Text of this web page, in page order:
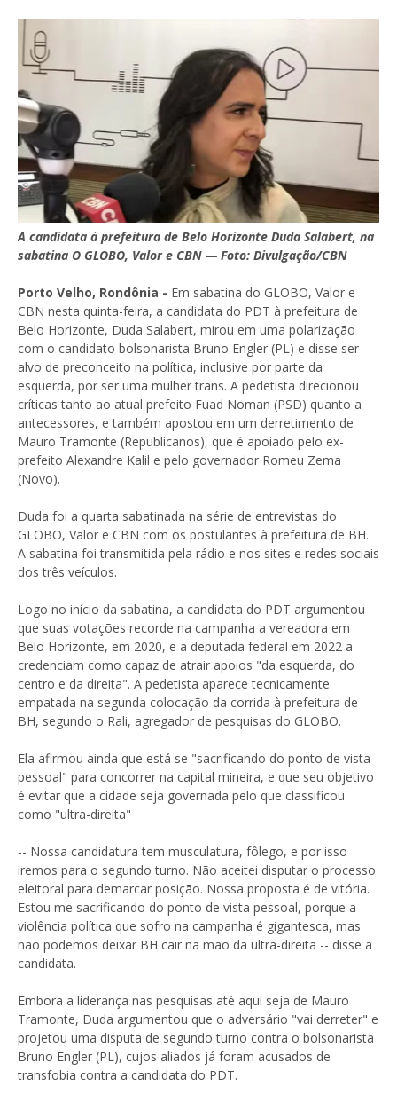
A candidata à prefeitura de Belo Horizonte Duda Salabert, na
sabatina O GLOBO, Valor e CBN — Foto: Divulgação/CBN
Porto Velho, Rondônia - Em sabatina do GLOBO, Valor e
CBN nesta quinta-feira, a candidata do PDT à prefeitura de
Belo Horizonte, Duda Salabert, mirou em uma polarização
com o candidato bolsonarista Bruno Engler (PL) e disse ser
alvo de preconceito na política, inclusive por parte da
esquerda, por ser uma mulher trans. A pedetista direcionou
críticas tanto ao atual prefeito Fuad Noman (PSD) quanto a
antecessores, e também apostou em um derretimento de
Mauro Tramonte (Republicanos), que é apoiado pelo ex-
prefeito Alexandre Kalil e pelo governador Romeu Zema
(Novo).
Duda foi a quarta sabatinada na série de entrevistas do
GLOBO, Valor e CBN com os postulantes à prefeitura de BH.
A sabatina foi transmitida pela rádio e nos sites e redes sociais
dos três veículos.
Logo no início da sabatina, a candidata do PDT argumentou
que suas votações recorde na campanha a vereadora em
Belo Horizonte, em 2020, e a deputada federal em 2022 a
credenciam como capaz de atrair apoios "da esquerda, do
centro e da direita". A pedetista aparece tecnicamente
empatada na segunda colocação da corrida à prefeitura de
BH, segundo o Rali, agregador de pesquisas do GLOBO.
Ela afirmou ainda que está se "sacrificando do ponto de vista
pessoal" para concorrer na capital mineira, e que seu objetivo
é evitar que a cidade seja governada pelo que classificou
como "ultra-direita"
-- Nossa candidatura tem musculatura, fôlego, e por isso
iremos para o segundo turno. Não aceitei disputar o processo
eleitoral para demarcar posição. Nossa proposta é de vitória.
Estou me sacrificando do ponto de vista pessoal, porque a
violência política que sofro na campanha é gigantesca, mas
não podemos deixar BH cair na mão da ultra-direita -- disse a
candidata.
Embora a liderança nas pesquisas até aqui seja de Mauro
Tramonte, Duda argumentou que o adversário "vai derreter" e
projetou uma disputa de segundo turno contra o bolsonarista
Bruno Engler (PL), cujos aliados já foram acusados de
transfobia contra a candidata do PDT.